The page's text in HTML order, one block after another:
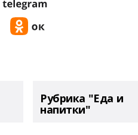
Рубрика "Еда и
напитки"